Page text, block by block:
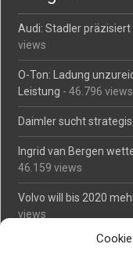
Audi: Stadler
views
O-Ton: Ladung
Leistung - 46.796 views
Daimler sucht
Ingrid van Bergen
46.159 views
Volvo will bis 2020
views
Mäßiges Interesse an